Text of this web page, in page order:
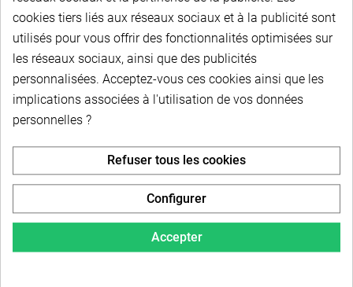
Poulie dentée AT5 - Aluminium - Pas 5 mm - Largeur
courroie 10 mm - 28 dents - Forme poulie : 6F
Poulie dentée AT5 - Aluminium - Pas 5 mm - Largeur
courroie 10 mm - 30 dents - Forme poulie : 6F
Poulie dentée AT5 - Aluminium - Pas 5 mm - Largeur
courroie 10 mm - 32 dents - Forme poulie : 6F
Poulie dentée AT5 - Aluminium - Pas 5 mm - Largeur
cookies tiers liés aux réseaux sociaux et à la publicité sont
utilisés pour vous offrir des fonctionnalités optimisées sur
les réseaux sociaux, ainsi que des publicités
personnalisées. Acceptez-vous ces cookies ainsi que les
implications associées à l'utilisation de vos données
personnelles ?
Accepter
Refuser tous les cookies
Configurer